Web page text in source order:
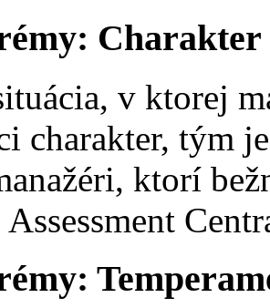
Charakter
v ktorej
charakter, tým
ktorí